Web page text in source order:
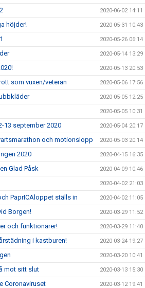
2020-06-02 14:11
höjder! 2020-05-31 10:43
2020-05-26 06:14
2020-05-14 13:29
2020-05-13 20:53
som vuxen/veteran 2020-05-06 17:56
2020-05-05 12:25
2020-05-05 10:31
13 september 2020 2020-05-04 20:17
och motionslopp 2020-05-03 20:14
2020 2020-04-15 16:35
Glad Påsk 2020-04-09 10:46
2020-04-02 21:03
PaprICAloppet ställs in 2020-04-02 11:05
Borgen! 2020-03-29 11:52
och funktionärer! 2020-03-29 11:40
i kastburen! 2020-03-24 19:27
2020-03-20 10:41
mot sitt slut 2020-03-13 15:30
Coronaviruset 2020-03-12 19:41